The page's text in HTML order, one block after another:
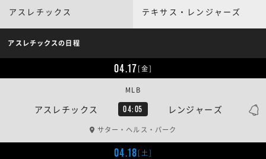
アスレチックス テキサス・レンジャーズ
アスレチックスの日程
04.17[金]
アスレチックス 04:05 レンジャーズ
MLB
サター・ヘルス・パーク
04.18[土]